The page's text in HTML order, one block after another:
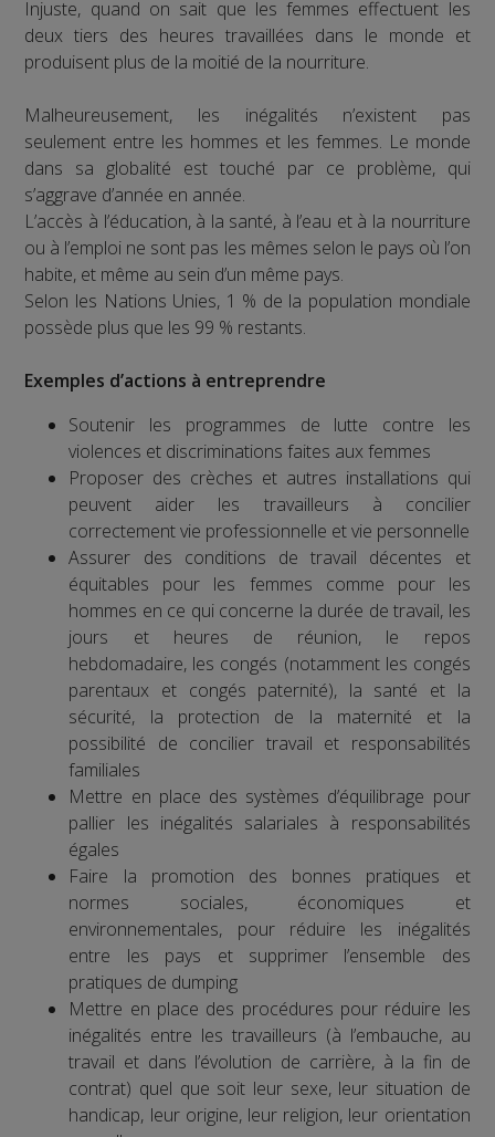
Injuste, quand on sait que les femmes effectuent les
deux tiers des heures travaillées dans le monde et
produisent plus de la moitié de la nourriture.
Malheureusement, les inégalités n’existent pas
seulement entre les hommes et les femmes. Le monde
dans sa globalité est touché par ce problème, qui
s’aggrave d’année en année.
L’accès à l’éducation, à la santé, à l’eau et à la nourriture
ou à l’emploi ne sont pas les mêmes selon le pays où l’on
habite, et même au sein d’un même pays.
Selon les Nations Unies, 1 % de la population mondiale
possède plus que les 99 % restants.
Exemples d’actions à entreprendre
Soutenir les programmes de lutte contre les
violences et discriminations faites aux femmes
Proposer des crèches et autres installations qui
peuvent aider les travailleurs à concilier
correctement vie professionnelle et vie personnelle
Assurer des conditions de travail décentes et
équitables pour les femmes comme pour les
hommes en ce qui concerne la durée de travail, les
jours et heures de réunion, le repos
hebdomadaire, les congés (notamment les congés
parentaux et congés paternité), la santé et la
sécurité, la protection de la maternité et la
possibilité de concilier travail et responsabilités
familiales
Mettre en place des systèmes d’équilibrage pour
pallier les inégalités salariales à responsabilités
égales
Faire la promotion des bonnes pratiques et
normes sociales, économiques et
environnementales, pour réduire les inégalités
entre les pays et supprimer l’ensemble des
pratiques de dumping
Mettre en place des procédures pour réduire les
inégalités entre les travailleurs (à l’embauche, au
travail et dans l’évolution de carrière, à la fin de
contrat) quel que soit leur sexe, leur situation de
handicap, leur origine, leur religion, leur orientation